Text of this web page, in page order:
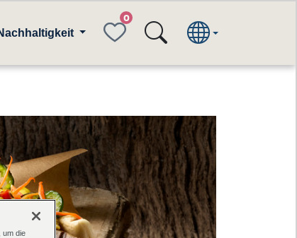
FAVORITES
um die